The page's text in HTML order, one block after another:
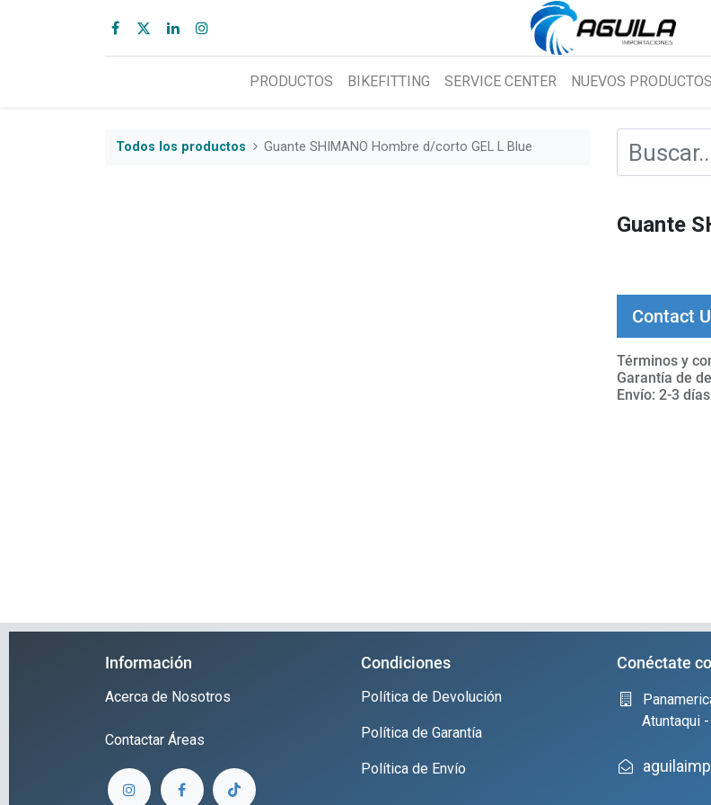
PRODUCTOS BIKEFITTING SERVICE CENTER NUEVOS PRODUCTOS
Todos los productos Guante SHIMANO Hombre d/corto GEL L Blue
Guante
Contact
Términos y
Garantía de
Envío: 2-3
Información
Acerca de Nosotros
Contactar Áreas
Condiciones
Política de Devolución
Política de Garantía
Política de Envío
Conéctate
Atuntaqui -